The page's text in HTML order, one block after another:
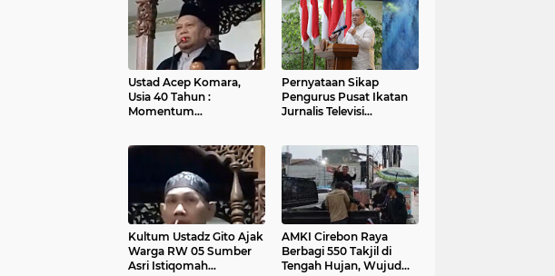
Ustad Acep Komara,
Usia 40 Tahun :
Momentum
Pernyataan Sikap
Pengurus Pusat Ikatan
Jurnalis Televisi
Kultum Ustadz Gito Ajak
Warga RW 05 Sumber
Asri Istiqomah
AMKI Cirebon Raya
Berbagi 550 Takjil di
Tengah Hujan, Wujud